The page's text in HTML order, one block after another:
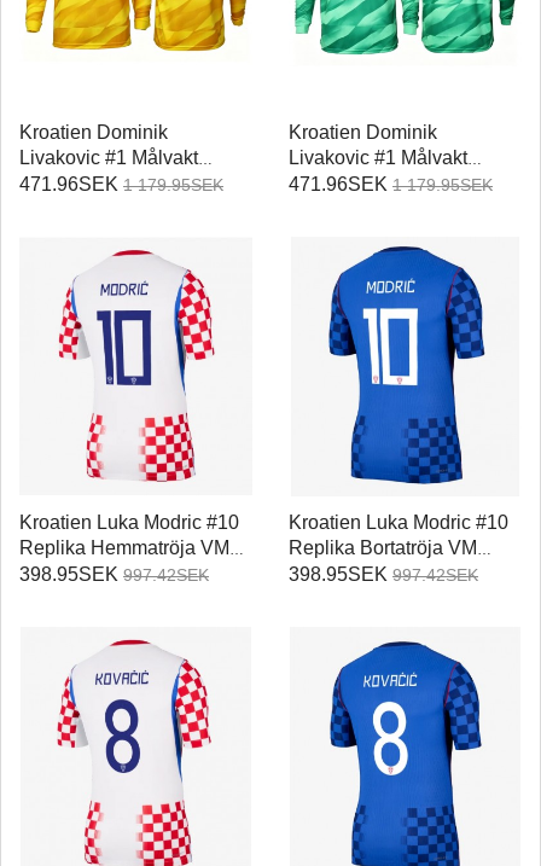
Kroatien Dominik
Livakovic #1 Målvakt
Replika Hemmatröja VM
471.96SEK 1 179.95SEK
Kroatien Dominik
Livakovic #1 Målvakt
Replika Bortatröja VM
471.96SEK 1 179.95SEK
Kroatien Luka Modric #10
Replika Hemmatröja VM
2026 Kortärmad
398.95SEK 997.42SEK
Kroatien Luka Modric #10
Replika Bortatröja VM
2026 Kortärmad
398.95SEK 997.42SEK